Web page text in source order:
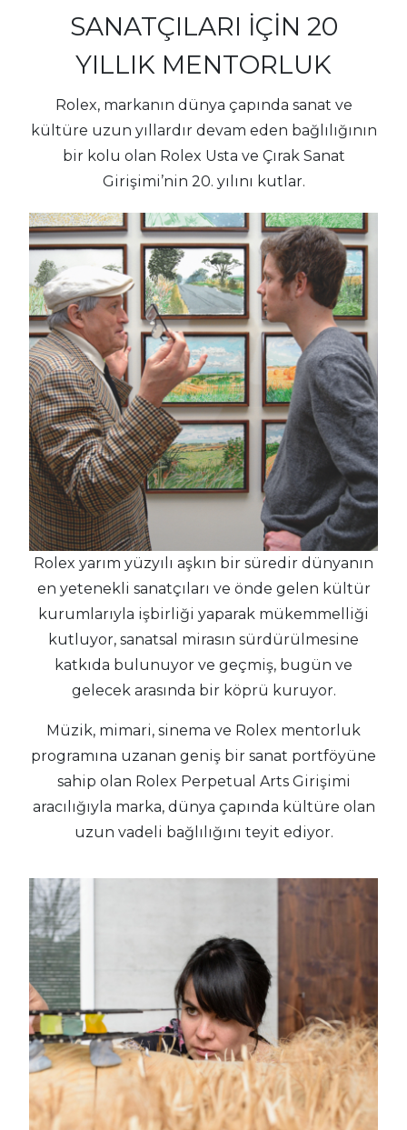
SANATÇILARI İÇİN 20
YILLIK MENTORLUK
Rolex, markanın dünya çapında sanat ve
kültüre uzun yıllardır devam eden bağlılığının
bir kolu olan Rolex Usta ve Çırak Sanat
Girişimi’nin 20. yılını kutlar.
Rolex yarım yüzyılı aşkın bir süredir dünyanın
en yetenekli sanatçıları ve önde gelen kültür
kurumlarıyla işbirliği yaparak mükemmelliği
kutluyor, sanatsal mirasın sürdürülmesine
katkıda bulunuyor ve geçmiş, bugün ve
gelecek arasında bir köprü kuruyor.
Müzik, mimari, sinema ve Rolex mentorluk
programına uzanan geniş bir sanat portföyüne
sahip olan Rolex Perpetual Arts Girişimi
aracılığıyla marka, dünya çapında kültüre olan
uzun vadeli bağlılığını teyit ediyor.